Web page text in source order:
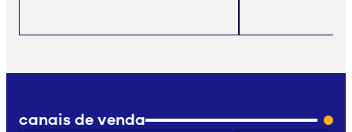
canais de venda